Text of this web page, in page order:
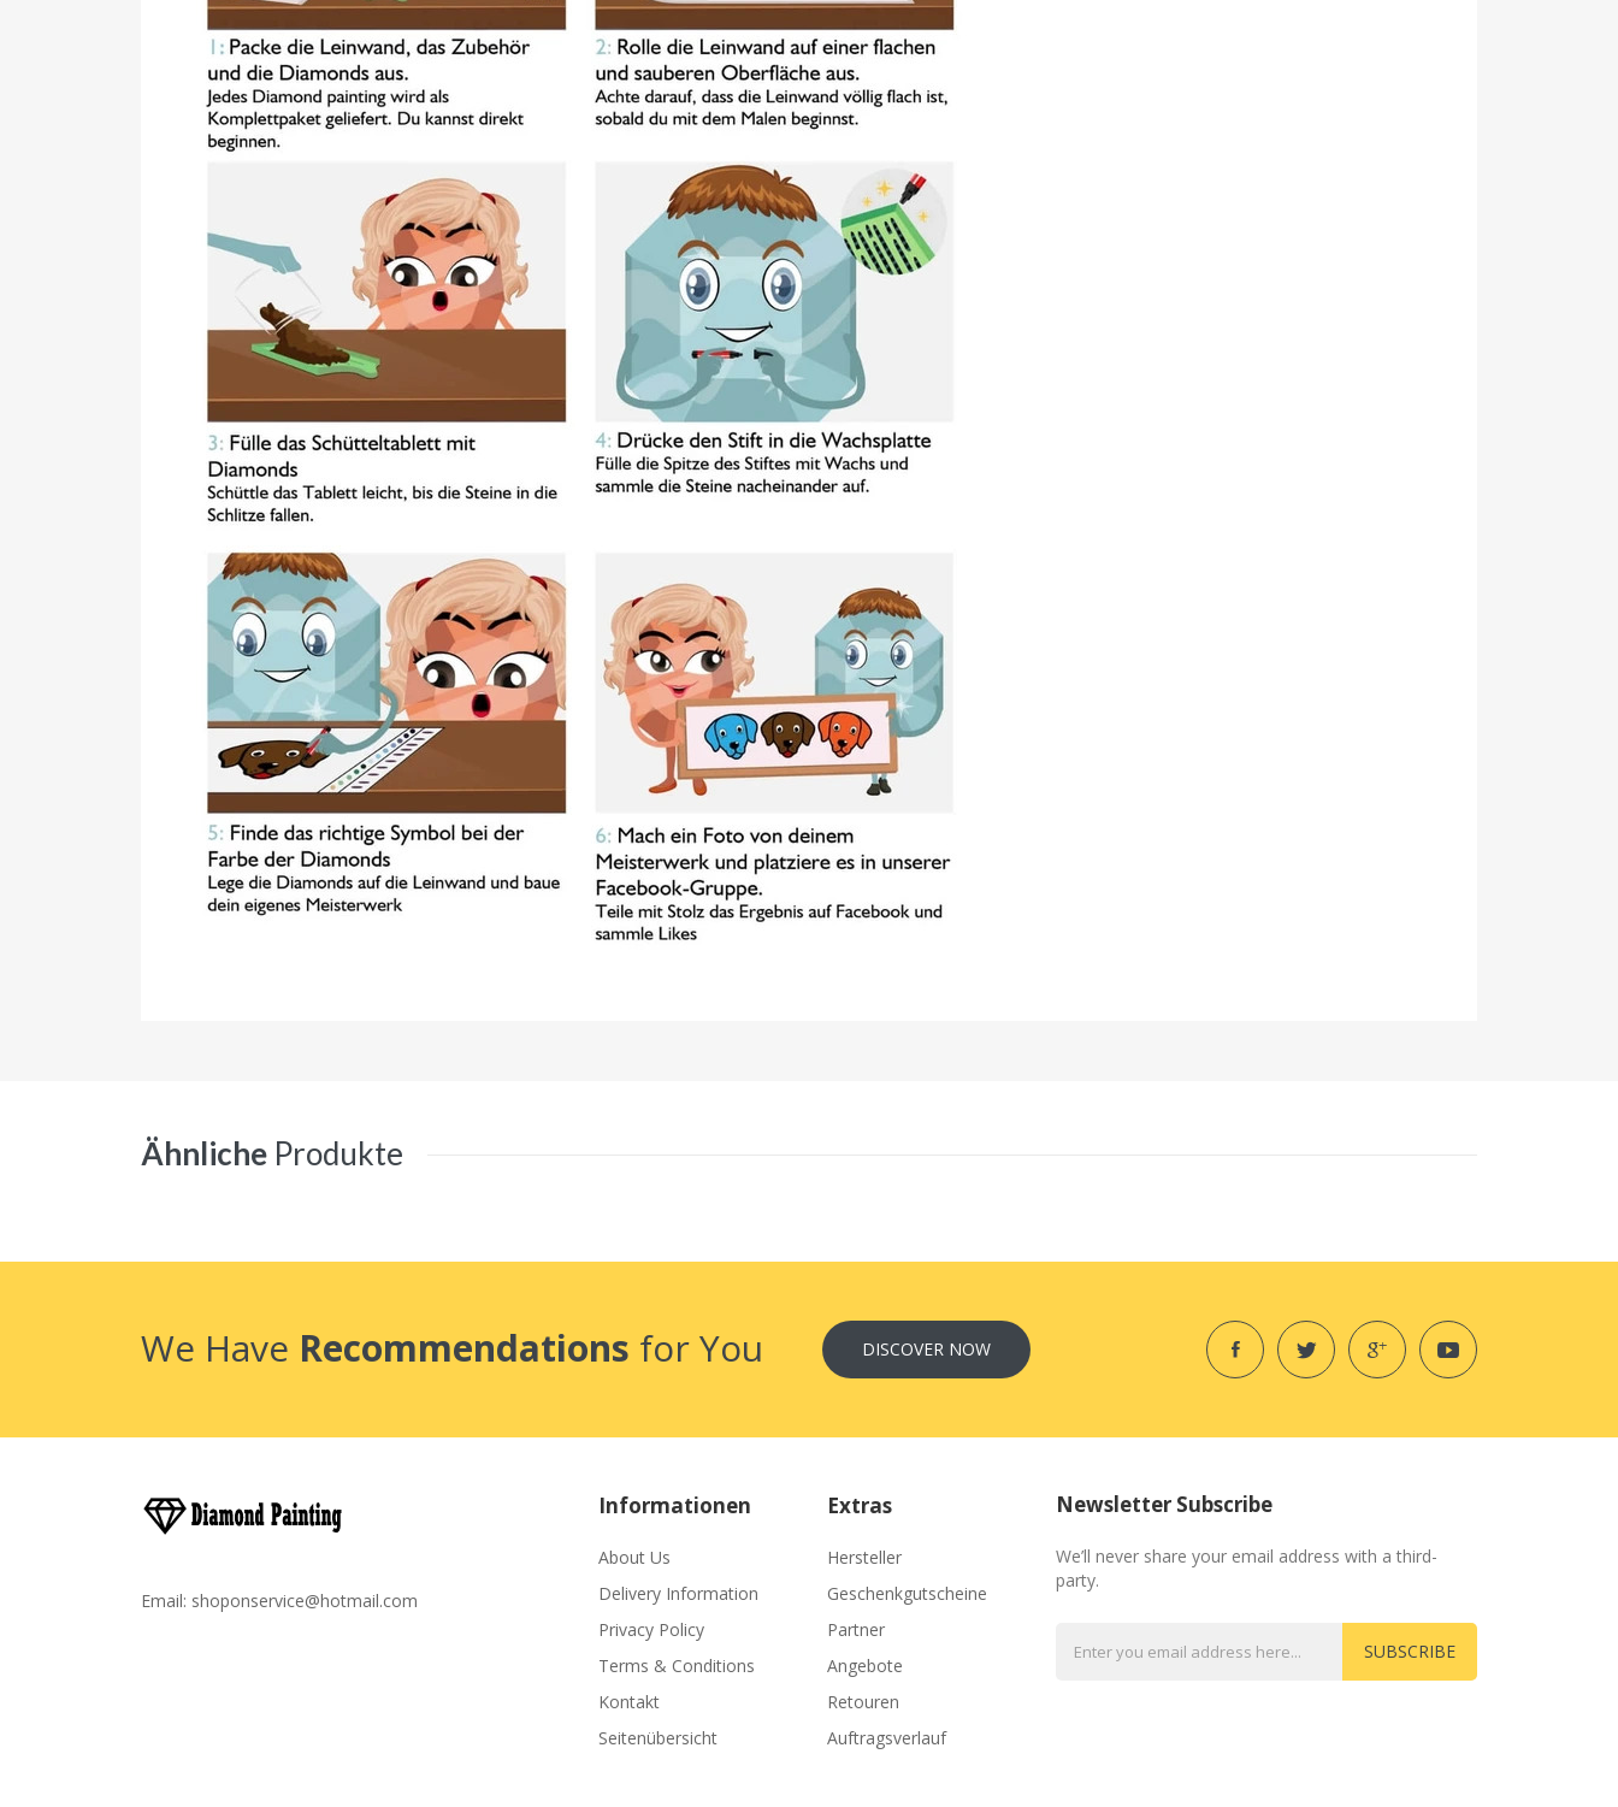
Ähnliche Produkte
We Have Recommendations for You DISCOVER NOW
Email: shoponservice@hotmail.com
Informationen
About Us
Delivery Information
Privacy Policy
Terms & Conditions
Kontakt
Seitenübersicht
Extras
Hersteller
Geschenkgutscheine
Partner
Angebote
Retouren
Auftragsverlauf
Newsletter Subscribe
We’ll never share your email address with a third-
party.
SUBSCRIBE